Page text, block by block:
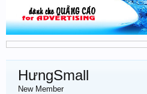
HưngSmall
New Member